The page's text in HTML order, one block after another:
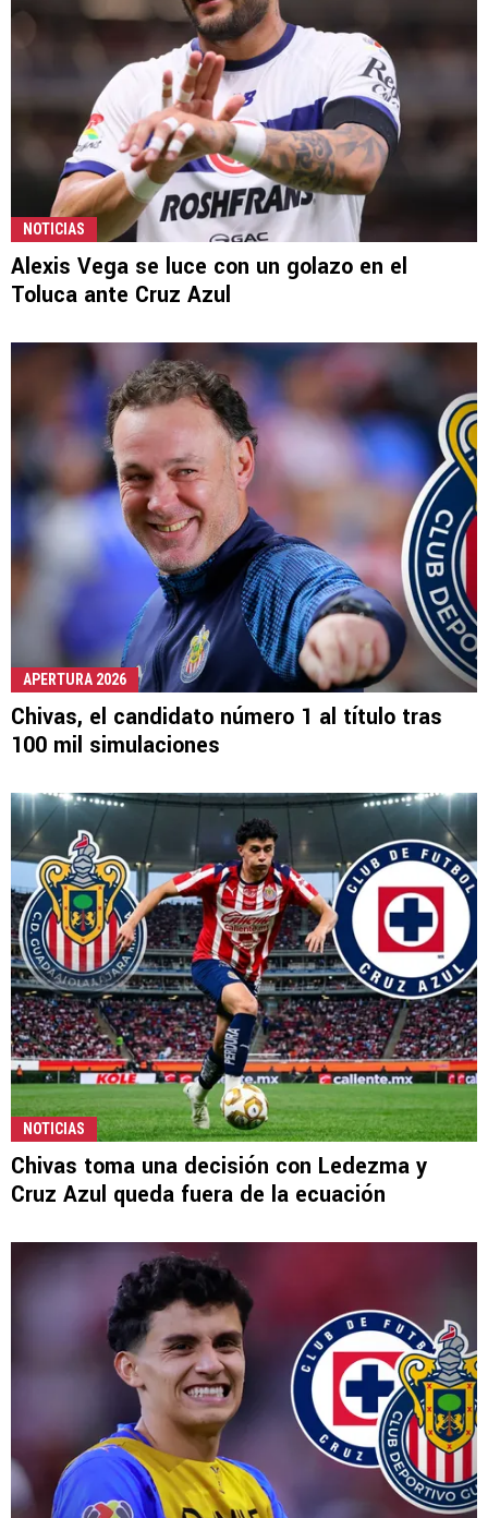
NOTICIAS
Alexis Vega se luce con un golazo en el
Toluca ante Cruz Azul
APERTURA 2026
Chivas, el candidato número 1 al título tras
100 mil simulaciones
NOTICIAS
Chivas toma una decisión con Ledezma y
Cruz Azul queda fuera de la ecuación